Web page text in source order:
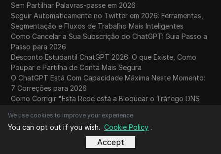
Sem Partilhar Palavras-passe em 2026
Seguir Automaticamente no Twitter em 2026: Ferramentas,
Segmentação e Fluxos de Trabalho Mais Inteligentes
Como Cancelar a Sua Subscrição do ChatGPT: Guia Passo a
Passo para 2026
Desconto Estudantil ChatGPT 2026: O que Existe, Como
Poupar e Partilha de Conta Mais Segura
O ChatGPT Está Com Capacidade Máxima Neste Momento:
7 Correções para 2026
Como Corrigir "Esta Rede está a Bloquear o Tráfego DNS
Como partilhar uma conta Runway com a sua equipa sem
partilhar palavras-passe em 2026
Como Usar a Pesquisa Avançada do Twitter em 2026
Como Gerir Múltiplas Contas Online de Forma Segura e
We use cookies to improve your experience.
You can opt out if you wish. Cookie Policy .
Accept